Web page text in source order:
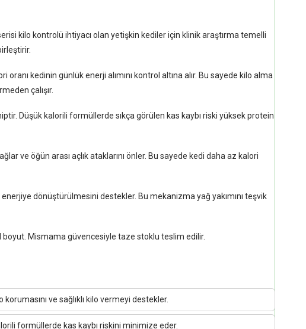
kilo kontrolü ihtiyacı olan yetişkin kediler için klinik araştırma temelli
kedinin günlük enerji alımını kontrol altına alır. Bu sayede kilo alma
çalışır.
Düşük kalorili formüllerde sıkça görülen kas kaybı riski yüksek protein
ve öğün arası açlık ataklarını önler. Bu sayede kedi daha az kalori
dönüştürülmesini destekler. Bu mekanizma yağ yakımını teşvik
boyut. Mismama güvencesiyle taze stoklu teslim edilir.
ve sağlıklı kilo vermeyi destekler.
formüllerde kas kaybı riskini minimize eder.